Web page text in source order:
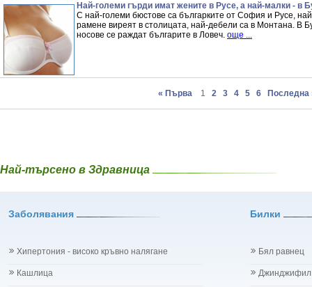
Най-големи гърди имат жените в Русе, а най-малки - в
С най-големи бюстове са българките от София и Русе,
рамене виреят в столицата, най-дебели са в Монтана. В
носове се раждат българите в Ловеч. още ...
« Първа 1 2 3 4 5 6 Последна
Най-търсено в Здравница
Заболявания Билки
Хипертония - високо кръвно налягане
Кашлица
Бял равнец
Джинджифил